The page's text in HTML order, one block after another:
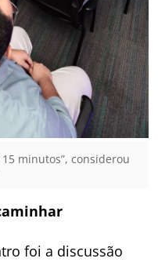
minutos”, considerou
foi a discussão